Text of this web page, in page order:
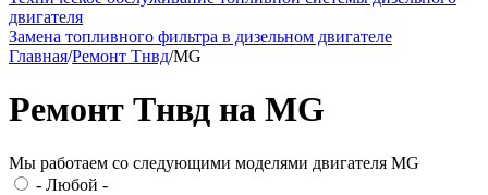
двигателя
Замена топливного фильтра в дизельном двигателе
Главная/Ремонт Тнвд/MG
Ремонт Тнвд на MG
Мы работаем со следующими моделями двигателя MG
- Любой -